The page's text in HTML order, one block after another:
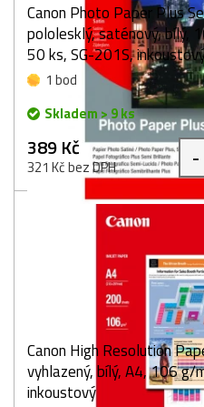
Canon Photo Paper Plus
pololesklý, saténový, bílý,
50 ks, SG-201S,
1 bod
Skladem > 9 ks
389 Kč
321 Kč bez DPH -
Canon High Resolution
vyhlazený, bílý, A4, 106
inkoustový